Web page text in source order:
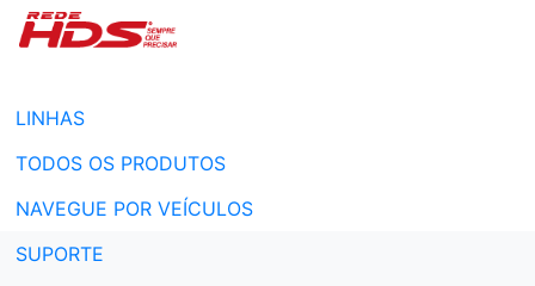
LINHAS
TODOS OS PRODUTOS
NAVEGUE POR VEÍCULOS
SUPORTE